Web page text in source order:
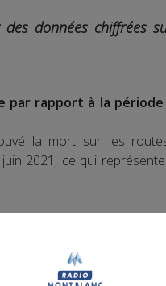
données chiffrées
par rapport à la
la mort sur les
2021, ce qui
la vitesse est la
2020.
%.